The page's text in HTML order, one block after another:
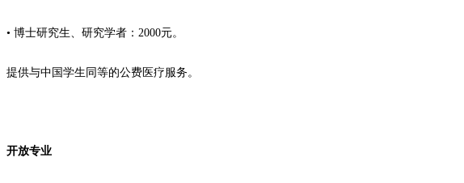
• 博士研究生、研究学者：2000元。
提供与中国学生同等的公费医疗服务。
开放专业